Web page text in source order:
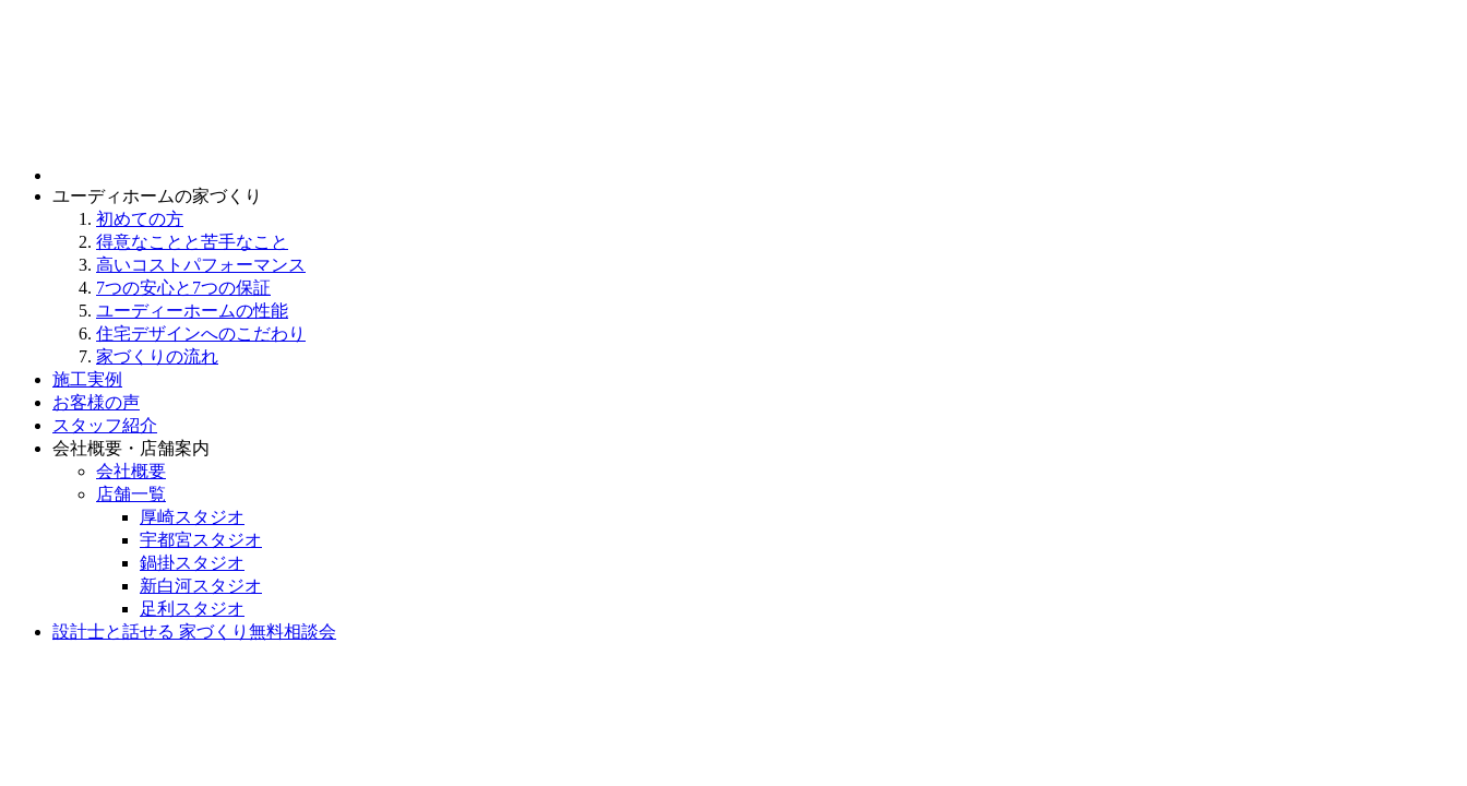
ユーディホームの家づくり
初めての方
得意なことと苦手なこと
高いコストパフォーマンス
7つの安心と7つの保証
ユーディーホームの性能
住宅デザインへのこだわり
家づくりの流れ
施工実例
お客様の声
スタッフ紹介
会社概要・店舗案内
会社概要
店舗一覧
厚崎スタジオ
宇都宮スタジオ
鍋掛スタジオ
新白河スタジオ
足利スタジオ
設計士と話せる 家づくり無料相談会